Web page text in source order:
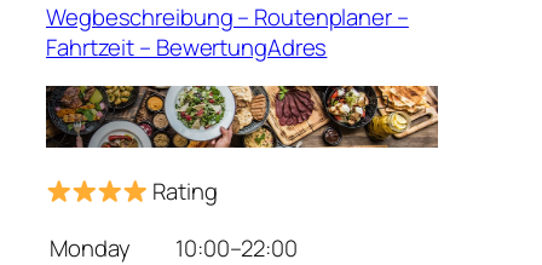
Wegbeschreibung – Routenplaner –
Fahrtzeit – BewertungAdres
Rating
Monday
10:00–22:00